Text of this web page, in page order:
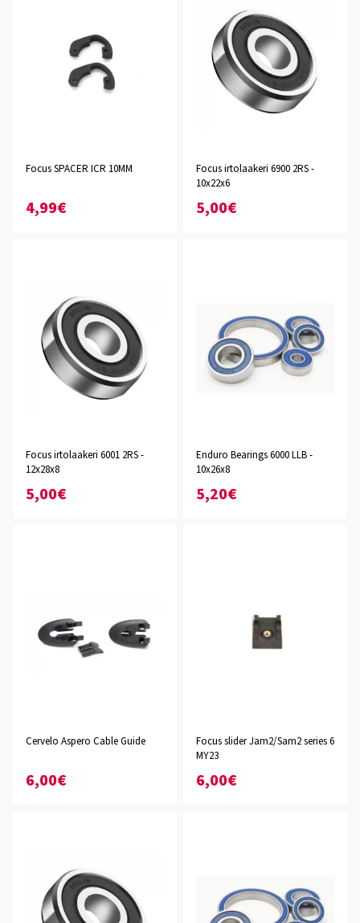
Focus SPACER ICR 10MM
4,99€
Focus irtolaakeri 6900 2RS -
10x22x6
5,00€
Focus irtolaakeri 6001 2RS -
12x28x8
5,00€
Enduro Bearings 6000 LLB -
10x26x8
5,20€
Cervelo Aspero Cable Guide
6,00€
Focus slider Jam2/Sam2 series 6
MY23
6,00€